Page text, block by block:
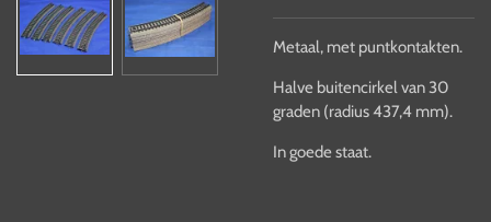
Metaal, met puntkontakten.
Halve buitencirkel van 30
graden (radius 437,4 mm).
In goede staat.